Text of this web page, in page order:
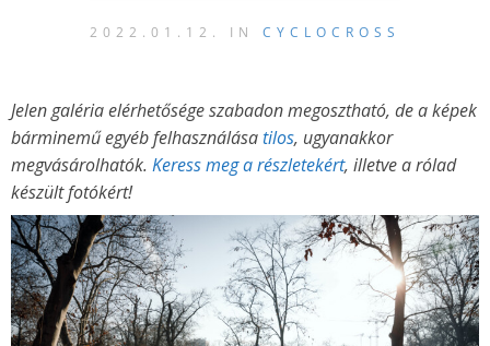
2022.01.12. IN CYCLOCROSS
Jelen galéria elérhetősége szabadon megosztható, de a képek
bárminemű egyéb felhasználásatilos, ugyanakkor
megvásárolhatók. Keress meg a részletekért, illetve a rólad
készült fotókért!